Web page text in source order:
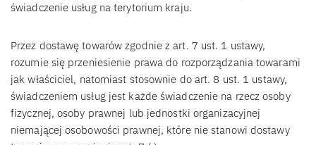
świadczenie usług na terytorium kraju.
Przez dostawę towarów zgodnie z art. 7 ust. 1 ustawy,
rozumie się przeniesienie prawa do rozporządzania towarami
jak właściciel, natomiast stosownie do art. 8 ust. 1 ustawy,
świadczeniem usług jest każde świadczenie na rzecz osoby
fizycznej, osoby prawnej lub jednostki organizacyjnej
niemającej osobowości prawnej, które nie stanowi dostawy